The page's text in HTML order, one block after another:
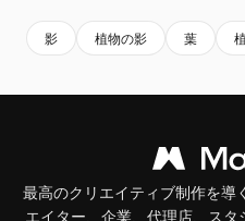
影 植物の影 葉
最高のクリエイティブ制作を導
エイター、企業、代理店、ス